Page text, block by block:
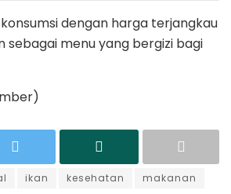
dengan harga terjangkau
sebagai menu yang bergizi bagi
ikan kesehatan
makanan